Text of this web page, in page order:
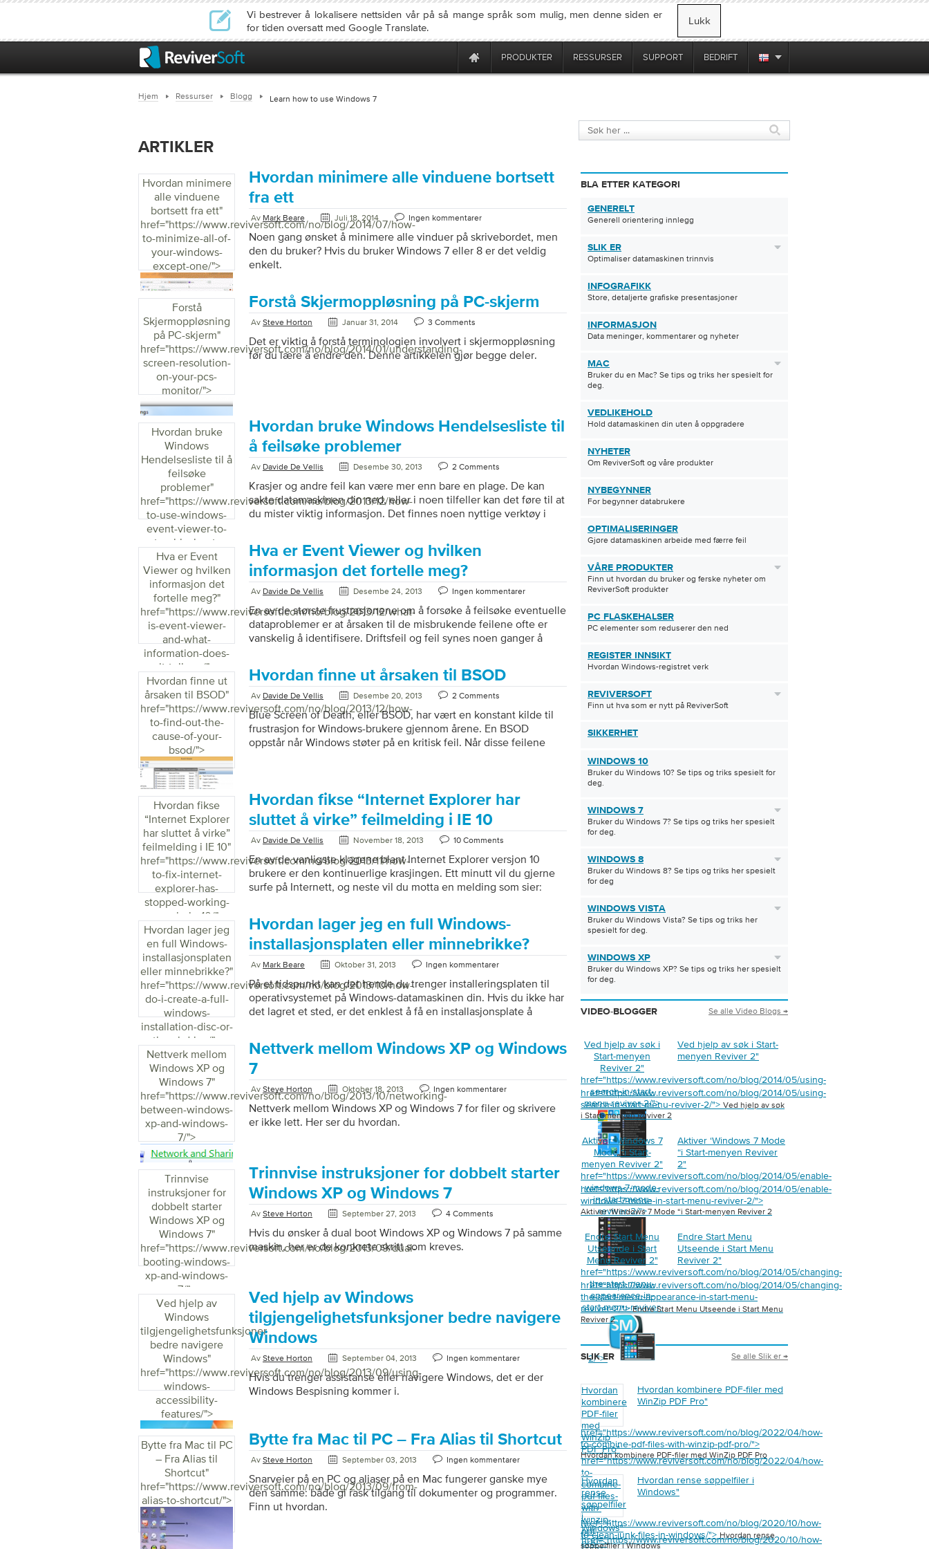
Vi bestrever å lokalisere nettsiden vår på så mange språk som mulig, men denne siden er
for tiden oversatt med Google Translate.
Lukk
PRODUKTER RESSURSER SUPPORT BEDRIFT
Hjem Ressurser Blogg Learn how to use Windows 7
ARTIKLER
Hvordan minimere
alle vinduene
bortsett fra ett"
href="https://www.reviversoft.com/no/blog/2014/07/how-
to-minimize-all-of-
your-windows-
except-one/">
Hvordan minimere alle vinduene bortsett
fra ett
Av Mark Beare Juli 18, 2014 Ingen kommentarer
Noen gang ønsket å minimere alle vinduer på skrivebordet, men
den du bruker? Hvis du bruker Windows 7 eller 8 er det veldig
enkelt.
Forstå
Skjermoppløsning
på PC-skjerm"
href="https://www.reviversoft.com/no/blog/2014/01/understanding-
screen-resolution-
on-your-pcs-
monitor/">
Forstå Skjermoppløsning på PC-skjerm
Av Steve Horton Januar 31, 2014 3 Comments
Det er viktig å forstå terminologien involvert i skjermoppløsning
før du lære å endre den. Denne artikkelen gjør begge deler.
Hvordan bruke
Windows
Hendelsesliste til å
feilsøke
problemer"
href="https://www.reviversoft.com/no/blog/2013/12/how-
to-use-windows-
event-viewer-to-
troubleshoot-
problems/">
Hvordan bruke Windows Hendelsesliste til
å feilsøke problemer
Av Davide De Vellis Desembe 30, 2013 2 Comments
Krasjer og andre feil kan være mer enn bare en plage. De kan
sakte datamaskinen din ned, eller i noen tilfeller kan det føre til at
du mister viktig informasjon. Det finnes noen nyttige verktøy i
disse feilene for å hjelpe deg med å fortsette med aktivitetene
dine på kort tid. Event Viewer er et av Windows mest vitale
diagnostiske verktøy. Seeren kan vise hvilke feil som oppstod, og
hjelpe deg med å finne ut hvorfor de skjedde. Det […]
Hva er Event
Viewer og hvilken
informasjon det
fortelle meg?"
href="https://www.reviversoft.com/no/blog/2013/12/what-
is-event-viewer-
and-what-
information-does-
it-tell-me/">
Hva er Event Viewer og hvilken
informasjon det fortelle meg?
Av Davide De Vellis Desembe 24, 2013 Ingen kommentarer
En av de største frustrasjonene om å forsøke å feilsøke eventuelle
dataproblemer er at årsaken til de misbrukende feilene ofte er
vanskelig å identifisere. Driftsfeil og feil synes noen ganger å
minutt fungerer datamaskinen din helt fint; neste minutt tar det
evig å starte opp eller programmer fungerer ikke jevnt. Heldigvis
er Microsoft Windows utstyrt med et nyttig program som er lite
kjent blant mange Windows-brukere. Event Viewer logger hver
hendelse som skjer på datamaskinen din fra det øyeblikket du
først […]
Hvordan finne ut
årsaken til BSOD"
href="https://www.reviversoft.com/no/blog/2013/12/how-
to-find-out-the-
cause-of-your-
bsod/">
Hvordan finne ut årsaken til BSOD
Av Davide De Vellis Desembe 20, 2013 2 Comments
Blue Screen of Death, eller BSOD, har vært en konstant kilde til
frustrasjon for Windows-brukere gjennom årene. En BSOD
oppstår når Windows støter på en kritisk feil. Når disse feilene
av viktige data og bety et alvorlig problem med maskinen din.
Hvordan finne ut årsaken til BSOD BSOD er alvorlige feil, og
dessverre har de også mange mulige årsaker. […]
Hvordan fikse
“Internet Explorer
har sluttet å virke”
feilmelding i IE 10"
href="https://www.reviversoft.com/no/blog/2013/11/how-
to-fix-internet-
explorer-has-
stopped-working-
error-in-ie-10/">
Hvordan fikse “Internet Explorer har
sluttet å virke” feilmelding i IE 10
Av Davide De Vellis November 18, 2013 10 Comments
En av de vanligste klagene blant Internet Explorer versjon 10
brukere er den kontinuerlige krasjingen. Ett minutt vil du gjerne
surfe på Internett, og neste vil du motta en melding som sier:
dette scenariet høres altfor kjent, er det noen tips og triks som
bare kan hjelpe deg med å løse dette problemet. Den første
grunnen til at Internet Explorer (IE) støter på problemer er
innføring av tillegg, verktøylinjer, utvidelser, junkware og
spionprogrammer. Noen ganger kan disse programmene
tilbakestilles […]
Hvordan lager jeg
en full Windows-
installasjonsplaten
eller minnebrikke?"
href="https://www.reviversoft.com/no/blog/2013/10/how-
do-i-create-a-full-
windows-
installation-disc-or-
thumbdrive/">
Hvordan lager jeg en full Windows-
installasjonsplaten eller minnebrikke?
Av Mark Beare Oktober 31, 2013 Ingen kommentarer
På et tidspunkt kan det hende du trenger installeringsplaten til
operativsystemet på Windows-datamaskinen din. Hvis du ikke har
det lagret et sted, er det enklest å få en installasjonsplate å
forhandler (eller e-tailer) som selger OS-er, da de lett kan sende
platen (e) til deg. Dette betyr imidlertid ikke at du ikke kan gjøre
det selv. Det er ganske enkelt egentlig, alt du trenger, er å laste
ned ISO-filen (en ISO-fil er et komplett bilde eller en pakke av
programvaren […]
Nettverk mellom
Windows XP og
Windows 7"
href="https://www.reviversoft.com/no/blog/2013/10/networking-
between-windows-
xp-and-windows-
7/">
Nettverk mellom Windows XP og Windows
7
Av Steve Horton Oktober 18, 2013 Ingen kommentarer
Nettverk mellom Windows XP og Windows 7 for filer og skrivere
er ikke lett. Her ser du hvordan.
Trinnvise
instruksjoner for
dobbelt starter
Windows XP og
Windows 7"
href="https://www.reviversoft.com/no/blog/2013/09/dual-
booting-windows-
xp-and-windows-
7/">
Trinnvise instruksjoner for dobbelt starter
Windows XP og Windows 7
Av Steve Horton September 27, 2013 4 Comments
Hvis du ønsker å dual boot Windows XP og Windows 7 på samme
maskin, her er de konkrete skritt som kreves.
Ved hjelp av
Windows
tilgjengelighetsfunksjoner
bedre navigere
Windows"
href="https://www.reviversoft.com/no/blog/2013/09/using-
windows-
accessibility-
features/">
Ved hjelp av Windows
tilgjengelighetsfunksjoner bedre navigere
Windows
Av Steve Horton September 04, 2013 Ingen kommentarer
Hvis du trenger assistanse eller navigere Windows, det er der
Windows Bespisning kommer i.
Bytte fra Mac til PC
– Fra Alias ​​til
Shortcut"
href="https://www.reviversoft.com/no/blog/2013/09/from-
alias-to-shortcut/">
Bytte fra Mac til PC – Fra Alias ​​til Shortcut
Av Steve Horton September 03, 2013 Ingen kommentarer
Snarveier på en PC og aliaser på en Mac fungerer ganske mye
den samme: både gi rask tilgang til dokumenter og programmer.
Finn ut hvordan.
BLA ETTER KATEGORI
GENERELT
Generell orientering innlegg
SLIK ER
Optimaliser datamaskinen trinnvis
INFOGRAFIKK
Store, detaljerte grafiske presentasjoner
INFORMASJON
Data meninger, kommentarer og nyheter
MAC
Bruker du en Mac? Se tips og triks her spesielt for
deg.
VEDLIKEHOLD
Hold datamaskinen din uten å oppgradere
NYHETER
Om ReviverSoft og våre produkter
NYBEGYNNER
For begynner databrukere
OPTIMALISERINGER
Gjøre datamaskinen arbeide med færre feil
VÅRE PRODUKTER
Finn ut hvordan du bruker og ferske nyheter om
ReviverSoft produkter
PC FLASKEHALSER
PC elementer som reduserer den ned
REGISTER INNSIKT
Hvordan Windows-registret verk
REVIVERSOFT
Finn ut hva som er nytt på ReviverSoft
SIKKERHET
WINDOWS 10
Bruker du Windows 10? Se tips og triks spesielt for
deg.
WINDOWS 7
Bruker du Windows 7? Se tips og triks her spesielt
for deg.
WINDOWS 8
Bruker du Windows 8? Se tips og triks her spesielt
for deg
WINDOWS VISTA
Bruker du Windows Vista? Se tips og triks her
spesielt for deg.
WINDOWS XP
Bruker du Windows XP? Se tips og triks her spesielt
for deg.
VIDEO-BLOGGER Se alle Video Blogs →
Ved hjelp av søk i
Start-menyen
Reviver 2"
href="https://www.reviversoft.com/no/blog/2014/05/using-
search-in-start-
menu-reviver-2/">
Ved hjelp av søk i Start-
menyen Reviver 2"
href="https://www.reviversoft.com/no/blog/2014/05/using-
search-in-start-menu-reviver-2/"> Ved hjelp av søk
i Start-menyen Reviver 2
Aktiver ‘Windows 7
Mode “i Start-
menyen Reviver 2"
href="https://www.reviversoft.com/no/blog/2014/05/enable-
windows-7-mode-
in-start-menu-
reviver-2/">
Aktiver ‘Windows 7 Mode
“i Start-menyen Reviver
2"
href="https://www.reviversoft.com/no/blog/2014/05/enable-
windows-7-mode-in-start-menu-reviver-2/">
Aktiver ‘Windows 7 Mode “i Start-menyen Reviver 2
Endre Start Menu
Utseende i Start
Menu Reviver 2"
href="https://www.reviversoft.com/no/blog/2014/05/changing-
the-start-menu-
appearance-in-
start-menu-reviver-
2/">
Endre Start Menu
Utseende i Start Menu
Reviver 2"
href="https://www.reviversoft.com/no/blog/2014/05/changing-
the-start-menu-appearance-in-start-menu-
reviver-2/">Endre Start Menu Utseende i Start Menu
Reviver 2
SLIK ER Se alle Slik er →
Hvordan
kombinere
PDF-filer
med
WinZip
PDF Pro"
href="https://www.reviversoft.com/no/blog/2022/04/how-
to-
combine-
pdf-files-
with-
winzip-
pdf-
pro/">
Hvordan kombinere PDF-filer med
WinZip PDF Pro"
href="https://www.reviversoft.com/no/blog/2022/04/how-
to-combine-pdf-files-with-winzip-pdf-pro/">
Hvordan kombinere PDF-filer med WinZip PDF Pro
Hvordan
rense
søppelfiler
i
Windows"
href="https://www.reviversoft.com/no/blog/2020/10/how-
Hvordan rense søppelfiler i
Windows"
href="https://www.reviversoft.com/no/blog/2020/10/how-
to-clean-junk-files-in-windows/"> Hvordan rense
søppelfiler i Windows